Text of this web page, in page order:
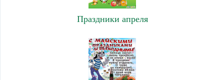
Праздники апреля